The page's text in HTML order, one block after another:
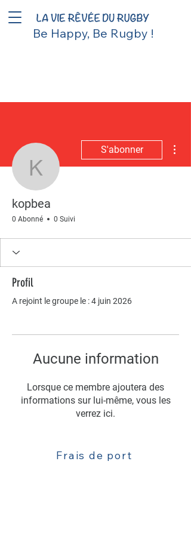
Be Happy, Be Rugby !
kopbea
S'abonner
kopbea
0 Abonné 0 Suivi
Profil
A rejoint le groupe le : 4 juin 2026
Aucune information
Lorsque ce membre ajoutera des
informations sur lui-même, vous les
verrez ici.
Frais de port